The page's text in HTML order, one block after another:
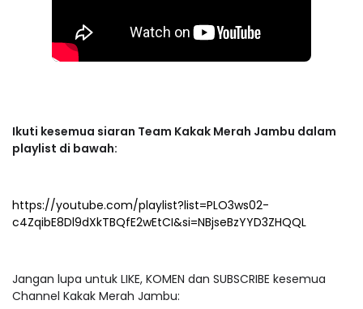
Ikuti kesemua siaran Team Kakak Merah Jambu dalam
playlist di bawah:
https://youtube.com/playlist?list=PLO3ws02-
c4ZqibE8Dl9dXkTBQfE2wEtCI&si=NBjseBzYYD3ZHQQL
Jangan lupa untuk LIKE, KOMEN dan SUBSCRIBE kesemua
Channel Kakak Merah Jambu: